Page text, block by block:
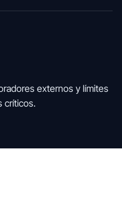
externos y límites
críticos.